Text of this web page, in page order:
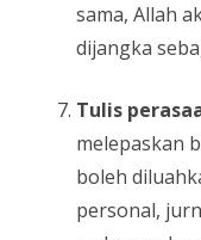
sama, Allah
dijangka
Tulis
melepaskan
boleh
personal,